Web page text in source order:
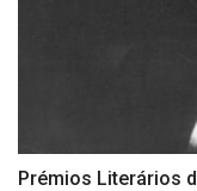
Prémios Literários